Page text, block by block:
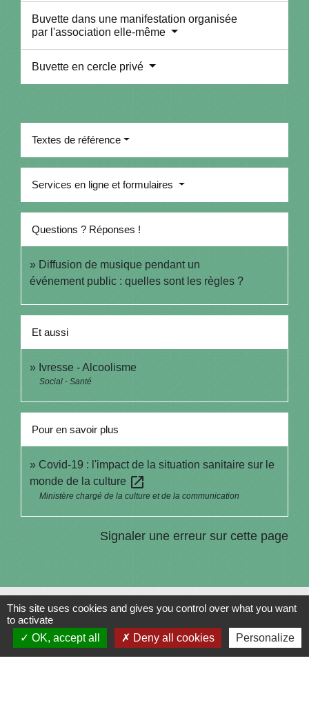
Buvette dans une manifestation organisée
par l'association elle-même
Buvette en cercle privé
Textes de référence
Services en ligne et formulaires
Questions ? Réponses !
Diffusion de musique pendant un
événement public : quelles sont les règles ?
Et aussi
Ivresse - Alcoolisme
Social - Santé
Pour en savoir plus
Covid-19 : l'impact de la situation sanitaire sur le
monde de la culture open_in_new
Ministère chargé de la culture et de la communication
Signaler une erreur sur cette page
Contacts
Commune de Saint-Julien-sur-Bibost
This site uses cookies and gives you control over what you want
to activate
OK, accept all
Deny all cookies Personalize